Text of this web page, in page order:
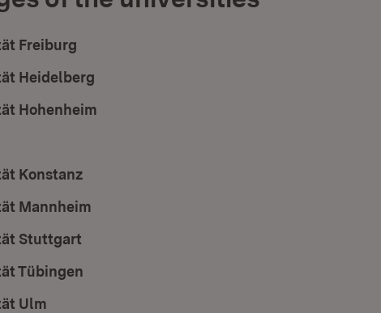
Freiburg
Heidelberg
Hohenheim
Konstanz
Mannheim
Stuttgart
Tübingen
Ulm